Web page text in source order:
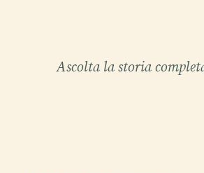
Ascolta la storia